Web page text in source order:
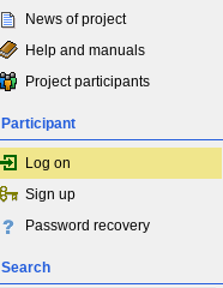
News of project
Help and manuals
Project participants
Participant
Log on
Sign up
Password recovery
Search